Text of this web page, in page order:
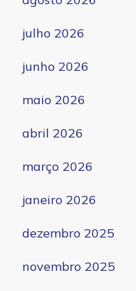
julho 2026
junho 2026
maio 2026
abril 2026
março 2026
janeiro 2026
dezembro 2025
novembro 2025